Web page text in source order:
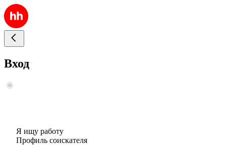
Вход
Я ищу работу
Профиль соискателя